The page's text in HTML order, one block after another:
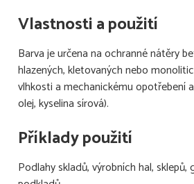
Vlastnosti a použití
Barva je určena na ochranné nátěry
hlazených, kletovaných nebo
vlhkosti a mechanickému opotřebení
olej, kyselina sírová).
Příklady použití
Podlahy skladů, výrobních hal,